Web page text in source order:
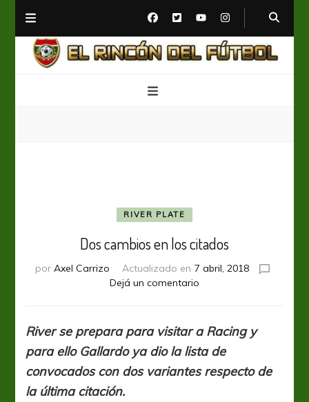
RIVER PLATE
Dos cambios en los citados
por Axel Carrizo Actualizado en 7 abril, 2018
Dejá un comentario
en
los
citados
River se prepara para visitar a Racing y
para ello Gallardo ya dio la lista de
convocados con dos variantes respecto de
la última citación.